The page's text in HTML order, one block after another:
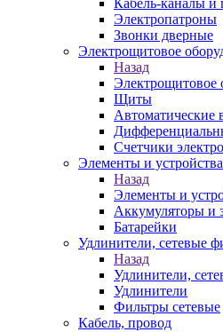
Кабель-каналы и
Электропатроны
Звонки дверные
Электрощитовое
Назад
Электрощитовое
Щиты
Автоматические
Счетчики
Элементы и
Назад
Элементы и
Аккумуляторы и
Батарейки
Удлинители, сетевые
Назад
Удлинители,
Удлинители
Фильтры сетевые
Кабель, провод